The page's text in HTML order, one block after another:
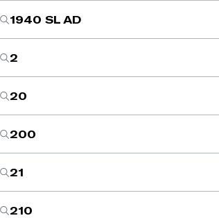
1940 SL AD
2
20
200
21
210